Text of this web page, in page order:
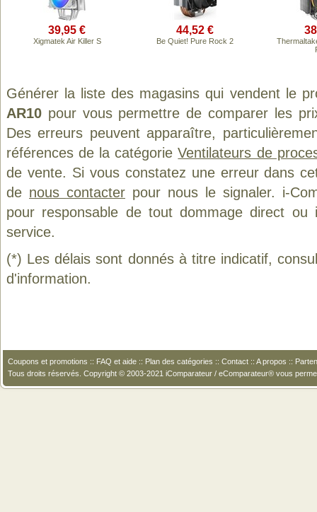
39,95 €
Xigmatek Air Killer S
44,52 €
Be Quiet! Pure Rock 2
Générer la liste des magasins qui vendent le
AR10 pour vous permettre de comparer les
Des erreurs peuvent apparaître,
références de la catégorieVentilateurs de
de vente. Si vous constatez une erreur dans
de nous contacter pour nous le signaler. i-
pour responsable de tout dommage direct
service.
(*) Les délais sont donnés à titre indicatif,
d'information.
Coupons et promotions :: FAQ et aide :: Plan des catégories :: Contact :: A propos ::
Tous droits réservés. Copyright © 2003-2021 iComparateur / eComparateur® vous